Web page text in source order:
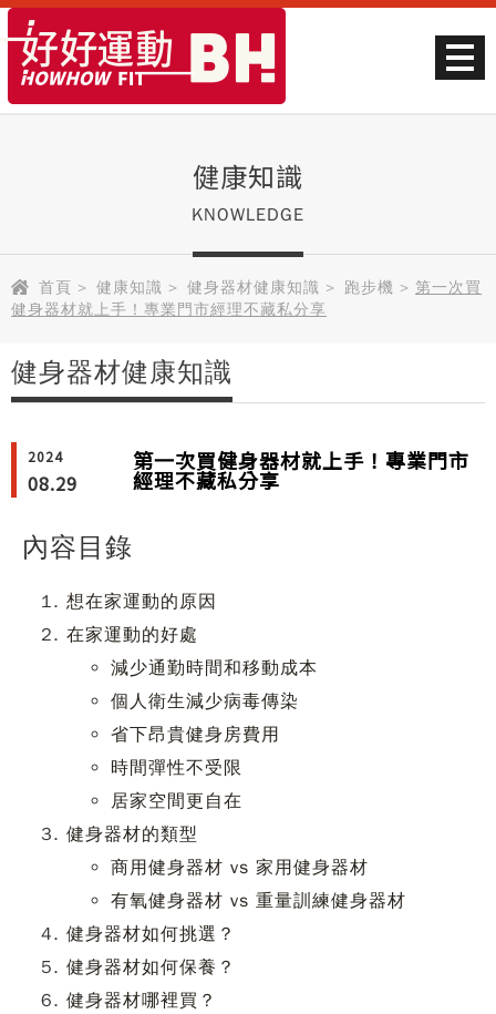
健康知識
KNOWLEDGE
首頁 > 健康知識 > 健身器材健康知識 > 跑步機 > 第一次買
健身器材就上手！專業門市經理不藏私分享
健身器材健康知識
2024
08.29
第一次買健身器材就上手！專業門市
經理不藏私分享
內容目錄
想在家運動的原因
在家運動的好處
減少通勤時間和移動成本
個人衛生減少病毒傳染
省下昂貴健身房費用
時間彈性不受限
居家空間更自在
健身器材的類型
商用健身器材 vs 家用健身器材
有氧健身器材 vs 重量訓練健身器材
健身器材如何挑選？
健身器材如何保養？
健身器材哪裡買？